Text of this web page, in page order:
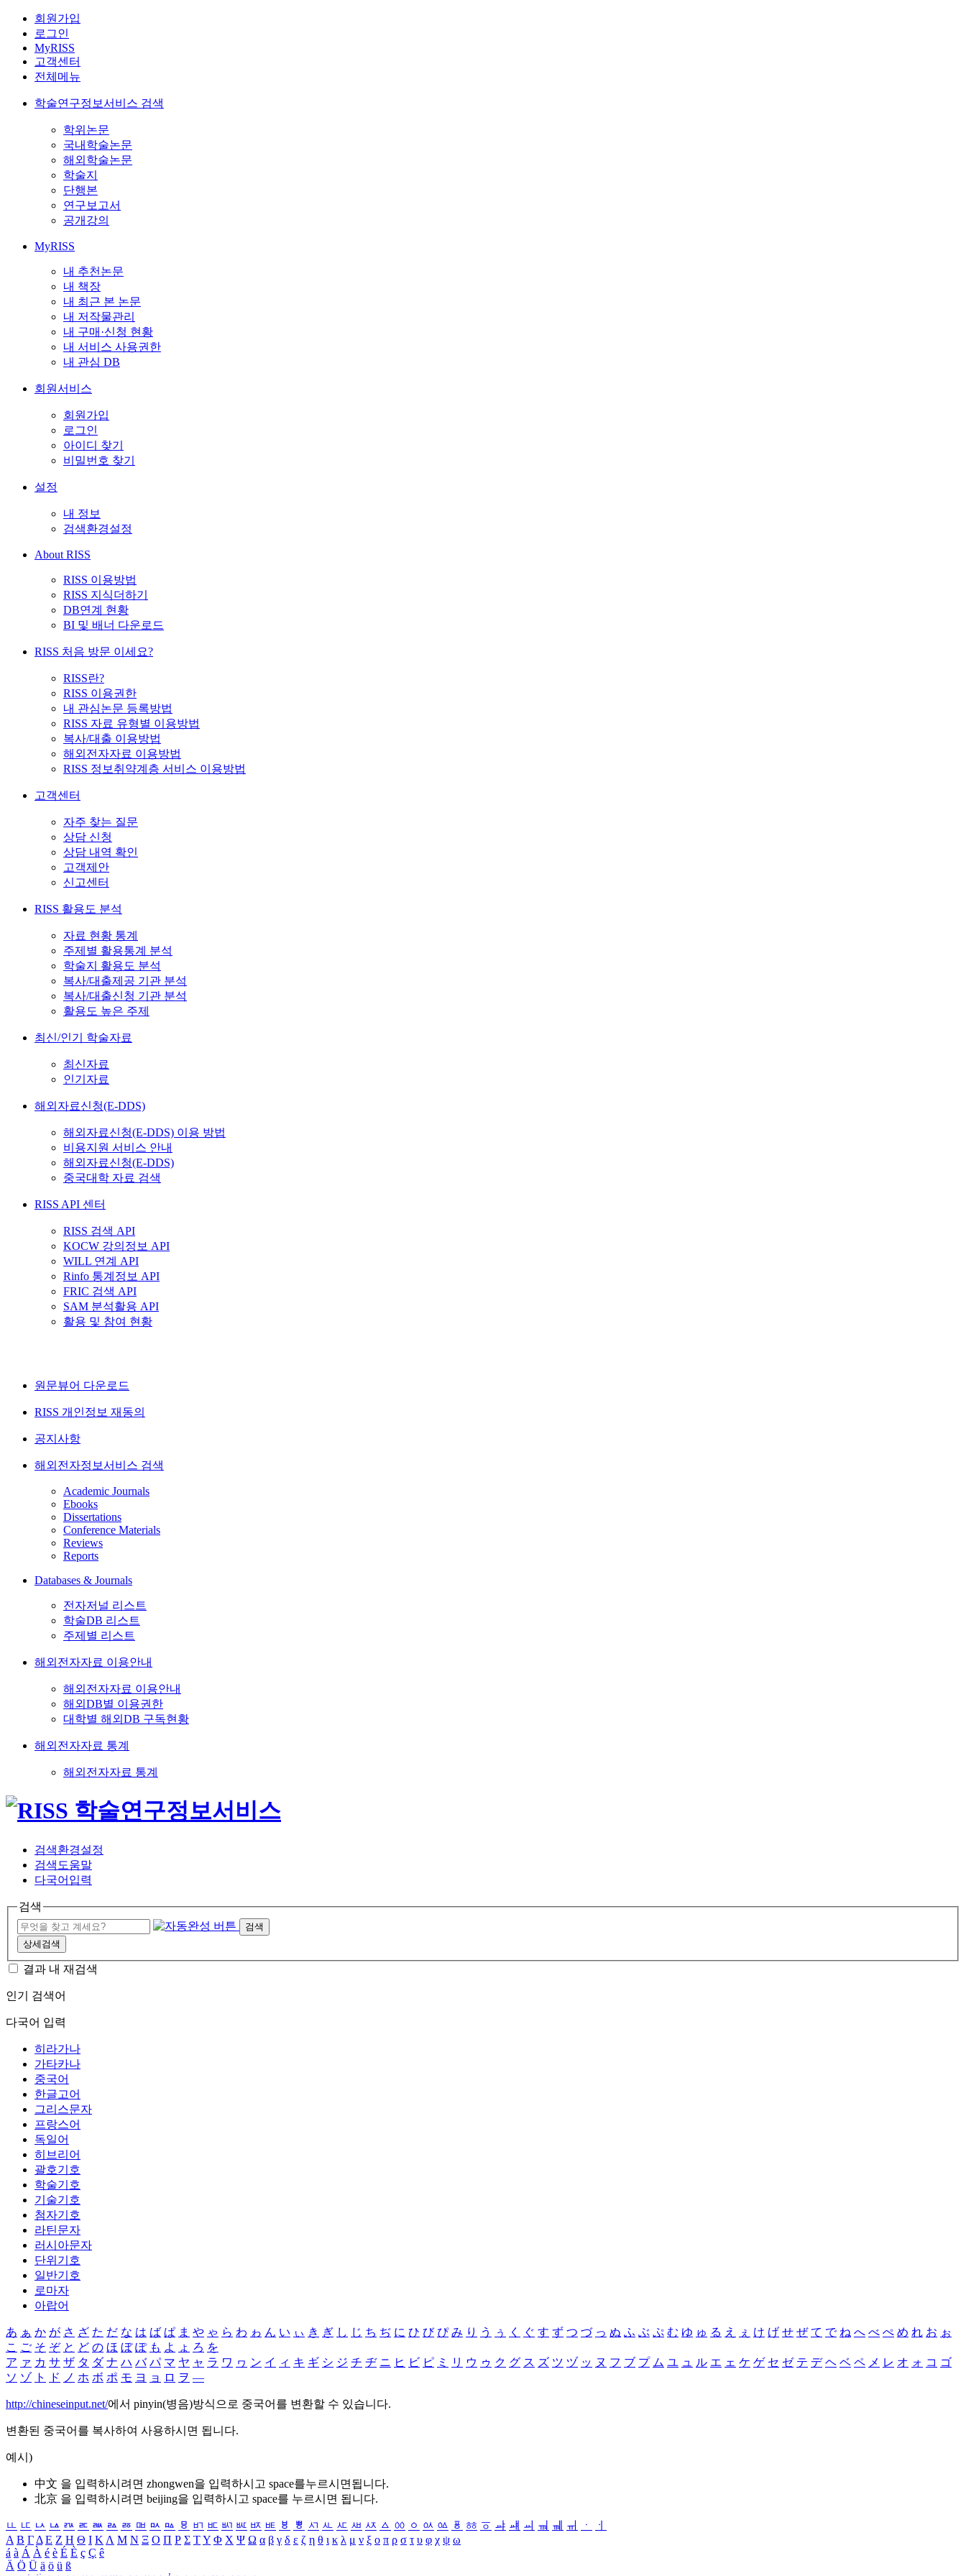
회원가입
로그인
MyRISS
고객센터
전체메뉴
학술연구정보서비스 검색
학위논문
국내학술논문
해외학술논문
학술지
단행본
연구보고서
공개강의
MyRISS
내 추천논문
내 책장
내 최근 본 논문
내 저작물관리
내 구매·신청 현황
내 서비스 사용권한
내 관심 DB
회원서비스
회원가입
로그인
아이디 찾기
비밀번호 찾기
설정
내 정보
검색환경설정
About RISS
RISS 이용방법
RISS 지식더하기
DB연계 현황
BI 및 배너 다운로드
RISS 처음 방문 이세요?
RISS란?
RISS 이용권한
내 관심논문 등록방법
RISS 자료 유형별 이용방법
복사/대출 이용방법
해외전자자료 이용방법
RISS 정보취약계층 서비스 이용방법
고객센터
자주 찾는 질문
상담 신청
상담 내역 확인
고객제안
신고센터
RISS 활용도 분석
자료 현황 통계
주제별 활용통계 분석
학술지 활용도 분석
복사/대출제공 기관 분석
복사/대출신청 기관 분석
활용도 높은 주제
최신/인기 학술자료
최신자료
인기자료
해외자료신청(E-DDS)
해외자료신청(E-DDS) 이용 방법
비용지원 서비스 안내
해외자료신청(E-DDS)
중국대학 자료 검색
RISS API 센터
RISS 검색 API
KOCW 강의정보 API
WILL 연계 API
Rinfo 통계정보 API
FRIC 검색 API
SAM 분석활용 API
활용 및 참여 현황
원문뷰어 다운로드
RISS 개인정보 재동의
공지사항
해외전자정보서비스 검색
Academic Journals
Ebooks
Dissertations
Conference Materials
Reviews
Reports
Databases & Journals
전자저널 리스트
학술DB 리스트
주제별 리스트
해외전자자료 이용안내
해외전자자료 이용안내
해외DB별 이용권한
대학별 해외DB 구독현황
해외전자자료 통계
해외전자자료 통계
검색환경설정
검색도움말
다국어입력
검색
검색
상세검색
결과 내 재검색
인기 검색어
다국어 입력
히라가나
가타카나
중국어
한글고어
그리스문자
프랑스어
독일어
히브리어
괄호기호
학술기호
기술기호
첨자기호
라틴문자
러시아문자
단위기호
일반기호
로마자
아랍어
あ ぁ か が さ ざ た だ な は ば ぱ ま や ゃ ら わ ゎ ん い ぃ き ぎ し じ ち ぢ に ひ び ぴ み り う ぅ く ぐ す ず つ づ っ ぬ ふ ぶ ぷ む ゆ ゅ る え ぇ け げ せ ぜ て で ね へ べ ぺ め れ お ぉ
こ ご そ ぞ と ど の ほ ぼ ぽ も よ ょ ろ を
ア ァ カ サ ザ タ ダ ナ ハ バ パ マ ヤ ャ ラ ワ ヮ ン イ ィ キ ギ シ ジ チ ヂ ニ ヒ ビ ピ ミ リ ウ ゥ ク グ ス ズ ツ ヅ ッ ヌ フ ブ プ ム ユ ュ ル エ ェ ケ ゲ セ ゼ テ デ ヘ ベ ペ メ レ オ ォ コ ゴ
ソ ゾ ト ド ノ ホ ボ ポ モ ヨ ョ ロ ヲ ―
http://chineseinput.net/에서 pinyin(병음)방식으로 중국어를 변환할 수 있습니다.
변환된 중국어를 복사하여 사용하시면 됩니다.
예시)
中文 을 입력하시려면 zhongwen을 입력하시고 space를누르시면됩니다.
北京 을 입력하시려면 beijing을 입력하시고 space를 누르시면 됩니다.
ㅥ ㅦ ㅧ ㅨ ㅩ ㅪ ㅫ ㅬ ㅭ ㅮ ㅯ ㅰ ㅱ ㅲ ㅳ ㅴ ㅵ ㅶ ㅷ ㅸ ㅹ ㅺ ㅻ ㅼ ㅽ ㅾ ㅿ ㆀ ㆁ ㆂ ㆃ ㆄ ㆅ ㆆ ㆇ ㆈ ㆉ ㆊ ㆋ ㆌ ㆍ
ㆎ
Α Β ΓΔ Ε Ζ Η Θ Ι ΚΛ Μ Ν Ξ Ο Π Ρ Σ ΤΥ Φ Χ Ψ Ω α β γ δ ε ζ η θ ι κ λ μ ν ξ ο π ρ σ τ υ φ χ ψ ω
á à Á À é è É È ç Ç ê
Ä Ö Ü ä ö ü ß